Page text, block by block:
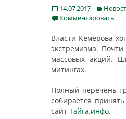
Posted
on
14.07.2017 Categories
Комментировать
Власти Кемерова
экстремизма.
массовых акций.
митингах.
Полный перечень
собирается
сайт Тайга.инфо.